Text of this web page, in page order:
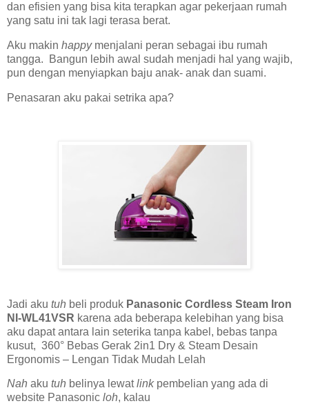
dan efisien yang bisa kita terapkan agar pekerjaan rumah
yang satu ini tak lagi terasa berat.
Aku makin happymenjalani peran sebagai ibu rumah
tangga. Bangun lebih awal sudah menjadi hal yang wajib,
pun dengan menyiapkan baju anak- anak dan suami.
Penasaran aku pakai setrika apa?
Jadi aku tuh beli produk Panasonic Cordless Steam Iron
NI-WL41VSR karena ada beberapa kelebihan yang bisa
aku dapat antara lain seterika tanpa kabel, bebas tanpa
kusut, 360° Bebas Gerak 2in1 Dry & Steam Desain
Ergonomis – Lengan Tidak Mudah Lelah
Nah aku tuh belinya lewatlinkpembelian yang ada di
website Panasonic loh, kalau